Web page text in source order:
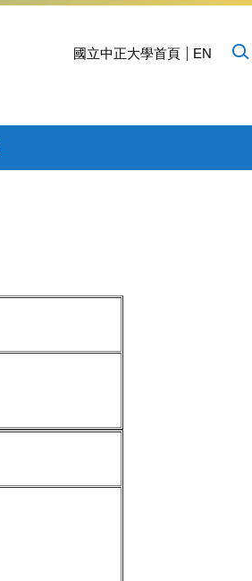
國立中正大學首頁 EN